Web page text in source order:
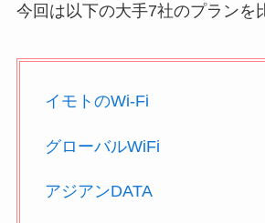
今回は以下の大手7社のプランを
イモトのWi-Fi
グローバルWiFi
アジアンDATA